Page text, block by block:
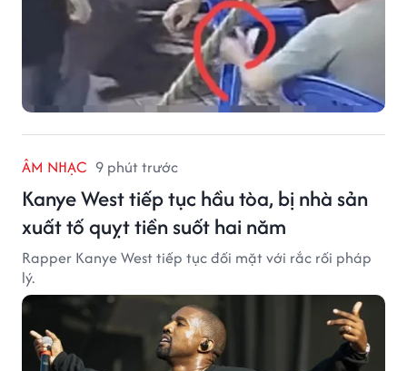
ÂM NHẠC 9 phút trước
Kanye West tiếp tục hầu tòa, bị nhà sản
xuất tố quỵt tiền suốt hai năm
Rapper Kanye West tiếp tục đối mặt với rắc rối pháp
lý.